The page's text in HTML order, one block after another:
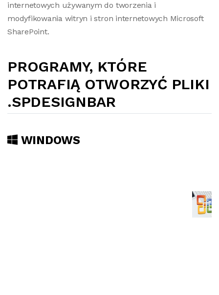
internetowych używanym do tworzenia i
modyfikowania witryn i stron internetowych Microsoft
SharePoint.
PROGRAMY, KTÓRE
POTRAFIĄ OTWORZYĆ PLIKI
.SPDESIGNBAR
WINDOWS